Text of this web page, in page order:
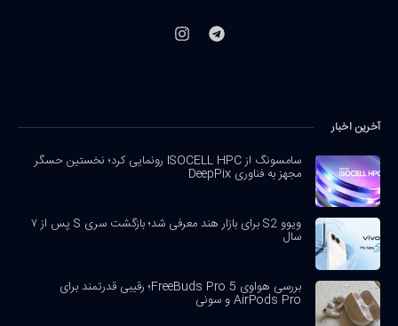
آخرین اخبار
سامسونگ از ISOCELL HPC رونمایی کرد؛ نخستین حسگر
مجهز به فناوری DeepPix
ویوو S2 برای بازار هند معرفی شد؛ بازگشت سری S پس از ۷
سال
بررسی هواوی FreeBuds Pro 5؛ رقیبی قدرتمند برای
AirPods Pro و سونی